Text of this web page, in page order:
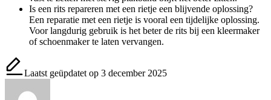
Is een rits repareren met een rietje een blijvende oplossing?
Een reparatie met een rietje is vooral een tijdelijke oplossing.
Voor langdurig gebruik is het beter de rits bij een kleermaker
of schoenmaker te laten vervangen.
Laatst geüpdatet op 3 december 2025